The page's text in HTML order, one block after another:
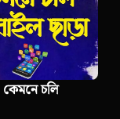
চলি